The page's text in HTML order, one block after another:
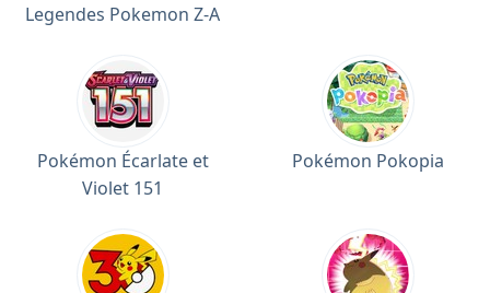
Legendes Pokemon Z-A
Pokémon Écarlate et
Violet 151
Pokémon Pokopia